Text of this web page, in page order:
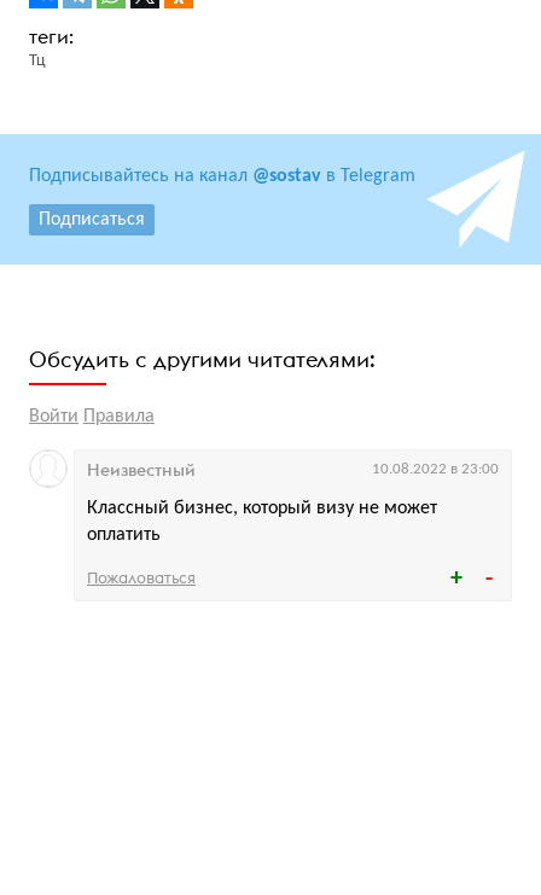
Тц
Подписывайтесь на канал @sostav в Telegram
Подписаться
Обсудить с другими читателями:
Войти Правила
Классный бизнес, который визу не может
оплатить
Неизвестный 10.08.2022 в 23:00
Пожаловаться